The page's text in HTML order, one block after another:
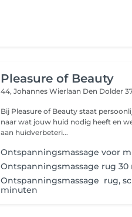
Pleasure of Beauty
44, Johannes Wierlaan Den Dolder
Bij Pleasure of Beauty staat persoonlijke
naar wat jouw huid nodig heeft en
aan huidverbeteri...
Ontspanningsmassage voor
Ontspanningsmassage rug
Ontspanningsmassage rug,
minuten